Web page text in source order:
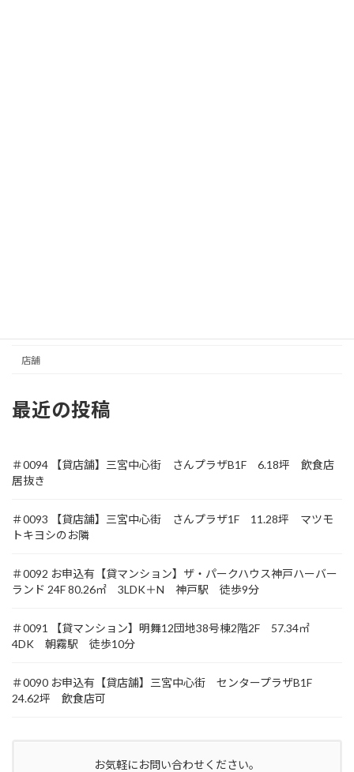
店舗
最近の投稿
＃0094 【貸店舗】三宮中心街 さんプラザB1F 6.18坪 飲食店
居抜き
＃0093 【貸店舗】三宮中心街 さんプラザ1F 11.28坪 マツモ
トキヨシのお隣
＃0092 お申込有【貸マンション】ザ・パークハウス神戸ハーバー
ランド 24F 80.26㎡ 3LDK＋N 神戸駅 徒歩9分
＃0091 【貸マンション】明舞12団地38号棟2階2F 57.34㎡
4DK 朝霧駅 徒歩10分
＃0090 お申込有【貸店舗】三宮中心街 センタープラザB1F
24.62坪 飲食店可
お気軽にお問い合わせください。